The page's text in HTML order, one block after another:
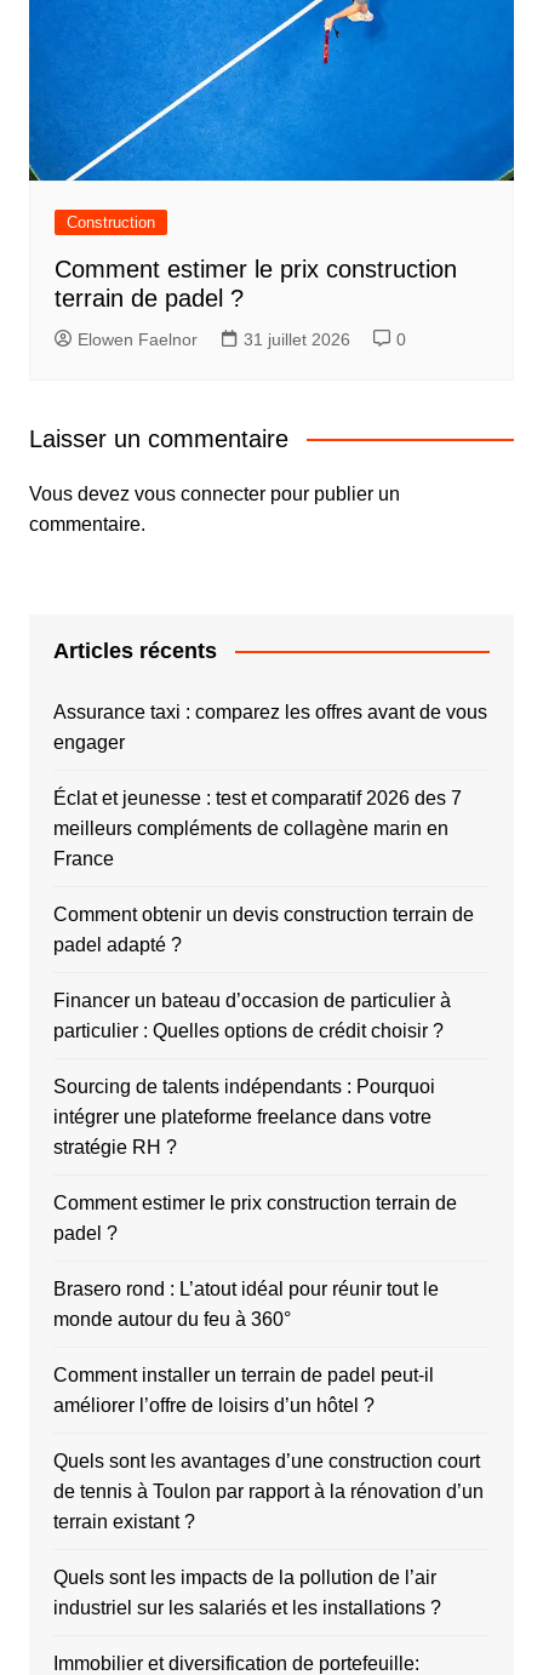
Construction
Comment estimer le prix construction
terrain de padel ?
Elowen Faelnor 31 juillet 2026 0
Laisser un commentaire
Vous devez vous connecterpour publier un
commentaire.
Articles récents
Assurance taxi : comparez les offres avant de vous
engager
Éclat et jeunesse : test et comparatif 2026 des 7
meilleurs compléments de collagène marin en
France
Comment obtenir un devis construction terrain de
padel adapté ?
Financer un bateau d’occasion de particulier à
particulier : Quelles options de crédit choisir ?
Sourcing de talents indépendants : Pourquoi
intégrer une plateforme freelance dans votre
stratégie RH ?
Comment estimer le prix construction terrain de
padel ?
Brasero rond : L’atout idéal pour réunir tout le
monde autour du feu à 360°
Comment installer un terrain de padel peut-il
améliorer l’offre de loisirs d’un hôtel ?
Quels sont les avantages d’une construction court
de tennis à Toulon par rapport à la rénovation d’un
terrain existant ?
Quels sont les impacts de la pollution de l’air
industriel sur les salariés et les installations ?
Immobilier et diversification de portefeuille: